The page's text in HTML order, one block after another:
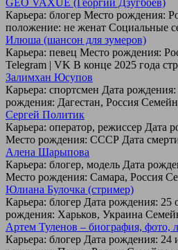
Карьера: блогер Место рождения:
положение: не женат Социальные
Илюша (шансон для зумеров)
Карьера: певец Место рождения:
Telegram | VK В конце 2025 года
Залимхан Юсупов
Карьера: спортсмен Дата
рождения: Дагестан, Россия
Сергей Политик
Карьера: оператор, режиссер Дата
Место рождения: СССР Дата
Алена Шарыпова
Карьера: блогер, модель Дата
Место рождения: Самара, Россия
Юлиана Булочка (стример)
Карьера: блогер Дата рождения: 25
рождения: Харьков, Украина
Артем Туленов – биография, фото,
Карьера: блогер Дата рождения: 24